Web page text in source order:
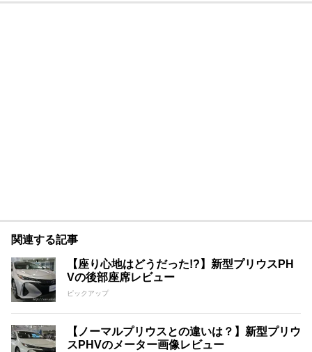
関連する記事
【座り心地はどうだった!?】新型プリウスPH
Vの後部座席レビュー
ピックアップ
【ノーマルプリウスとの違いは？】新型プリウ
スPHVのメーター画像レビュー